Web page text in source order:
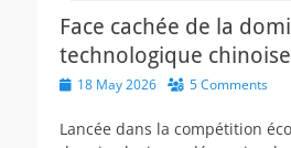
Face cachée de la
technologique chinoise
Posted18 May 2026 5 Comments
Lancée dans la compétition